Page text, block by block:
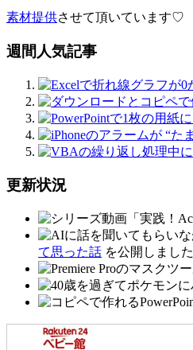
素材提供させて頂いています♡
週間人気記事
更新状況
て思った話 を公開しました